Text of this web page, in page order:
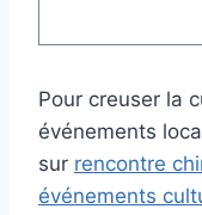
Pour creuser la
événements
sur rencontre
événements